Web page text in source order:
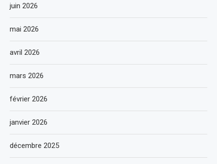
juin 2026
mai 2026
avril 2026
mars 2026
février 2026
janvier 2026
décembre 2025